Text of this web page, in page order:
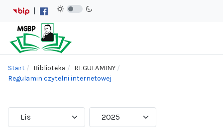
|
Start Biblioteka
REGULAMINY
Regulamin czytelni internetowej